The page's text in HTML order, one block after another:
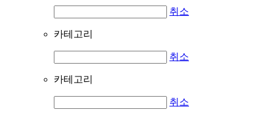
취소
카테고리
취소
카테고리
취소